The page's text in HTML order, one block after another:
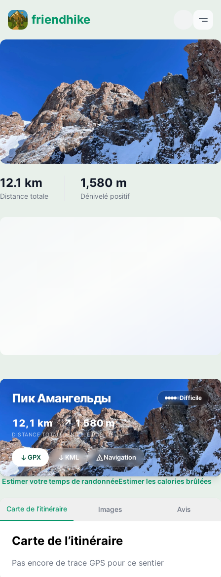
friendhike
12.1 km
Distance totale
1,580 m
Dénivelé positif
Пик Амангельды Difficile
12,1 km
DISTANCE TOTALE
↗ 1 580 m
DÉNIVELÉ POSITIF
GPX KML Navigation
Estimer votre temps de randonnéeEstimer les calories brûlées
Carte de l’itinéraire Images Avis
Carte de l’itinéraire
Pas encore de trace GPS pour ce sentier